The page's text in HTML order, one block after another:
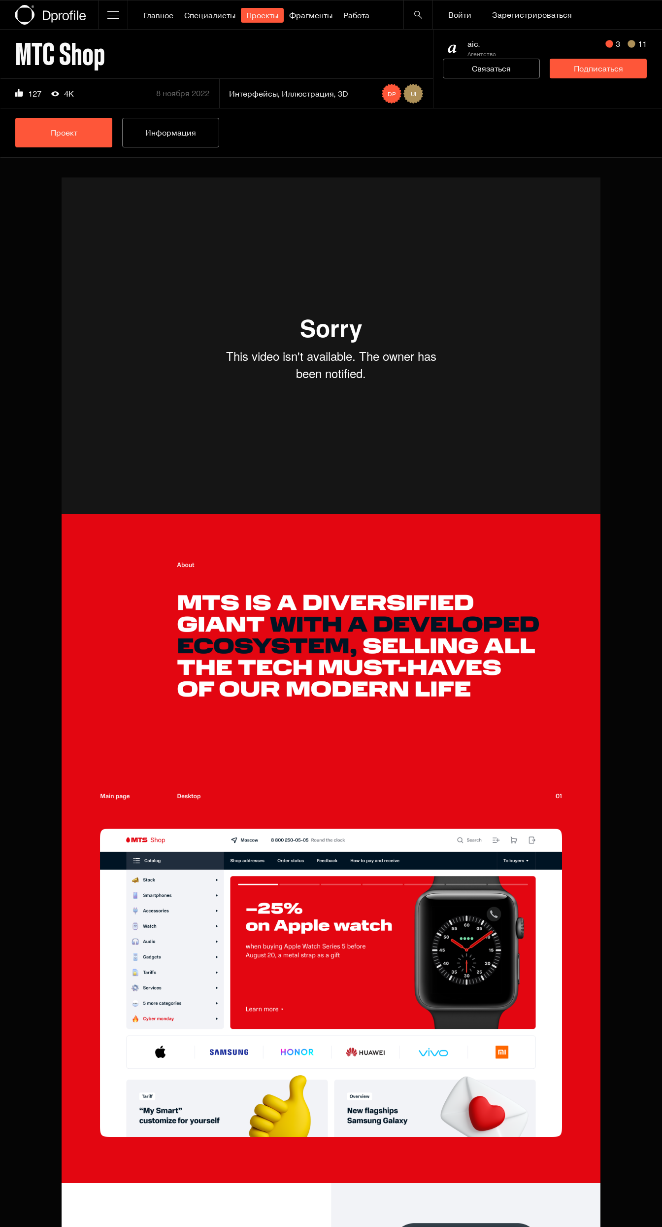
Главное Специалисты Проекты Фрагменты Работа Войти Зарегистрироваться
МТС Shop
127 4K 8 ноября 2022 Интерфейсы, Иллюстрация, 3D DP UI
aic.
Агентство
3 11
Связаться Подписаться
Проект Информация